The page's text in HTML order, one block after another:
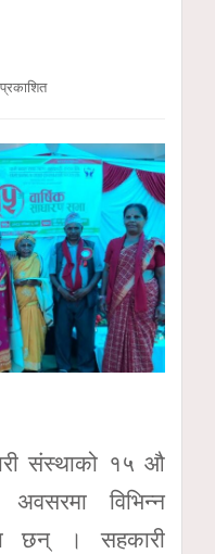
संस्थाको १५ औ
अवसरमा विभिन्न
छन् । सहकारी